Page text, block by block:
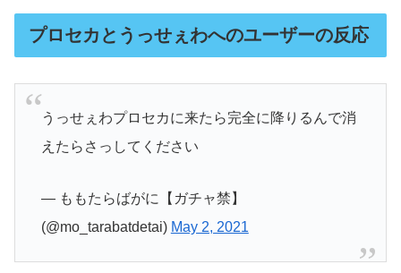
プロセカとうっせぇわへのユーザーの反応
うっせぇわプロセカに来たら完全に降りるんで消
えたらさっしてください
— ももたらばがに【ガチャ禁】
(@mo_tarabatdetai) May 2, 2021